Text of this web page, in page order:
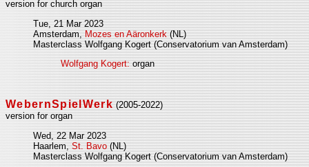
version for church organ
Tue, 21 Mar 2023
Amsterdam, Mozes en Aäronkerk (NL)
Masterclass Wolfgang Kogert (Conservatorium van Amsterdam)
Wolfgang Kogert: organ
WebernSpielWerk (2005-2022)
version for organ
Wed, 22 Mar 2023
Haarlem, St. Bavo (NL)
Masterclass Wolfgang Kogert (Conservatorium van Amsterdam)